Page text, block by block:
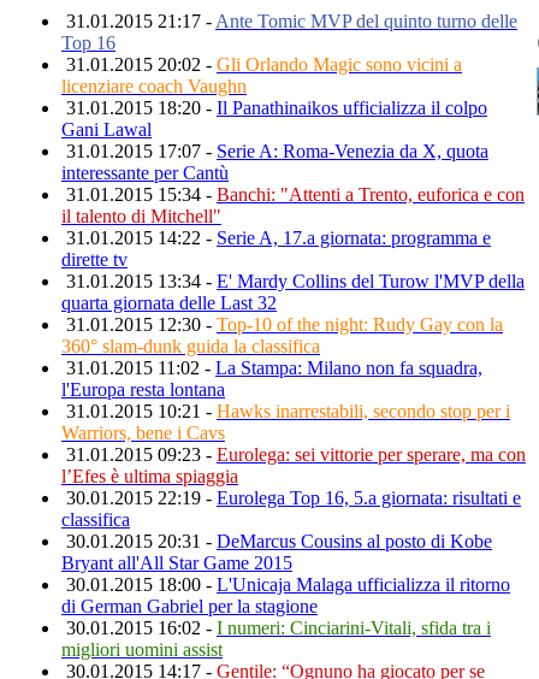
31.01.2015 21:17 - Ante Tomic MVP del quinto turno delle
Top 16
31.01.2015 20:02 - Gli Orlando Magic sono vicini a
licenziare coach Vaughn
31.01.2015 18:20 - Il Panathinaikos ufficializza il colpo
Gani Lawal
31.01.2015 17:07 - Serie A: Roma-Venezia da X, quota
interessante per Cantù
31.01.2015 15:34 - Banchi: "Attenti a Trento, euforica e con
il talento di Mitchell"
31.01.2015 14:22 - Serie A, 17.a giornata: programma e
dirette tv
31.01.2015 13:34 - E' Mardy Collins del Turow l'MVP della
quarta giornata delle Last 32
31.01.2015 12:30 - Top-10 of the night: Rudy Gay con la
360° slam-dunk guida la classifica
31.01.2015 11:02 - La Stampa: Milano non fa squadra,
l'Europa resta lontana
31.01.2015 10:21 - Hawks inarrestabili, secondo stop per i
Warriors, bene i Cavs
31.01.2015 09:23 - Eurolega: sei vittorie per sperare, ma con
l’Efes è ultima spiaggia
30.01.2015 22:19 - Eurolega Top 16, 5.a giornata: risultati e
classifica
30.01.2015 20:31 - DeMarcus Cousins al posto di Kobe
Bryant all'All Star Game 2015
30.01.2015 18:00 - L'Unicaja Malaga ufficializza il ritorno
di German Gabriel per la stagione
30.01.2015 16:02 - I numeri: Cinciarini-Vitali, sfida tra i
migliori uomini assist
30.01.2015 14:17 - Gentile: “Ognuno ha giocato per se